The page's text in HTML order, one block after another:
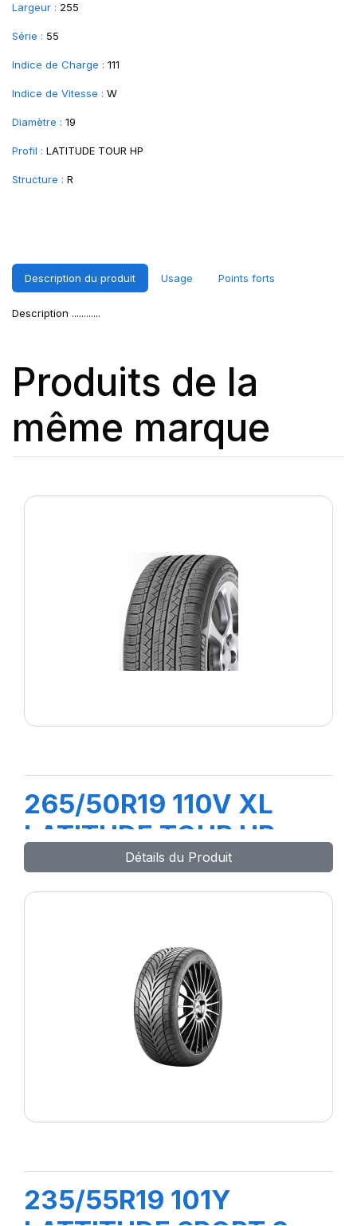
Largeur : 255
Série : 55
Indice de Charge : 111
Indice de Vitesse : W
Diamètre : 19
Profil : LATITUDE TOUR HP
Structure : R
Description du produit Usage Points forts
Description ............
Produits de la
même marque
265/50R19 110V XL
LATITUDE TOUR HP
(N0)
Détails du Produit
235/55R19 101Y